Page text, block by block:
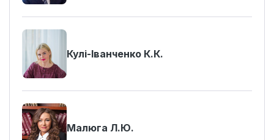
Кулі-Іванченко К.К.
Малюга Л.Ю.